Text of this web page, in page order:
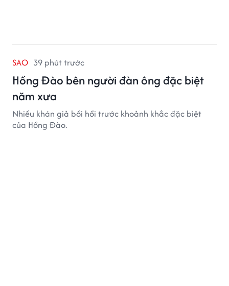
SAO 39 phút trước
Hồng Đào bên người đàn ông đặc biệt
năm xưa
Nhiều khán giả bồi hồi trước khoảnh khắc đặc biệt
của Hồng Đào.